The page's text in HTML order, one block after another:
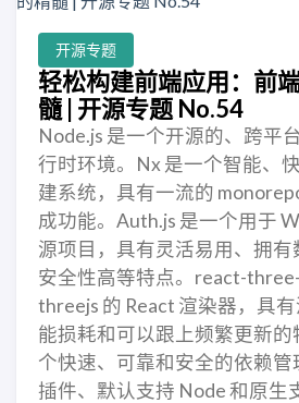
开源专题
轻松构建前端应用：前
髓 | 开源专题 No.54
Node.js 是一个开源的、跨平
行时环境。Nx 是一个智能、
建系统，具有一流的
成功能。Auth.js 是一个用于
源项目，具有灵活易用、拥有
安全性高等特点。react-
threejs 的 React 渲染器，具
能损耗和可以跟上频繁更新的
个快速、可靠和安全的依赖
插件、默认支持 Node 和原生